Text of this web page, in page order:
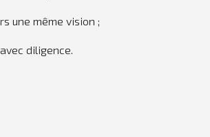
une même vision ;
diligence.